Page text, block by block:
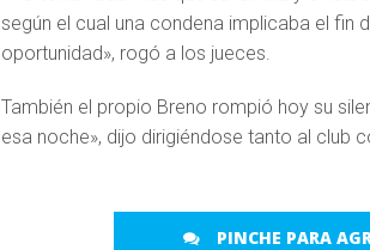
según el cual una condena implicaba el fin
oportunidad», rogó a los jueces.
También el propio Breno rompió hoy su
esa noche», dijo dirigiéndose tanto al club
PINCHE PARA